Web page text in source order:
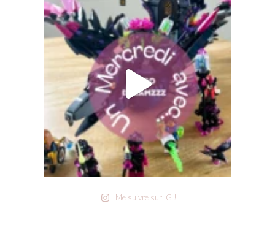
Me suivre sur IG !